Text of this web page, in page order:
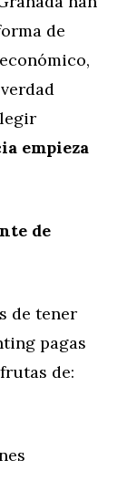
de
empieza
de
de tener
pagas
de: